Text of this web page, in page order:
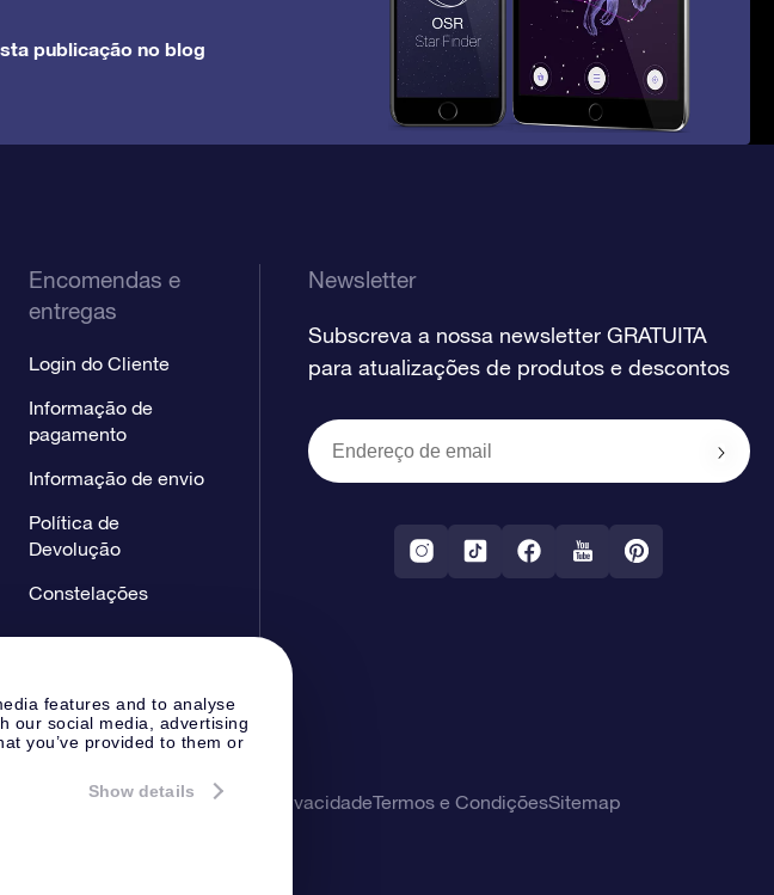
features and to analyse
our social media, advertising
you’ve provided to them or
Show details
publicação no blog
Encomendas e
entregas
Login do Cliente
Informação de
pagamento
Informação de envio
Política de
Devolução
Constelações
Newsletter
Subscreva a nossa newsletter GRATUITA
para atualizações de produtos e descontos
de ImprensaDeclaração de privacidadeTermos e CondiçõesSitemap